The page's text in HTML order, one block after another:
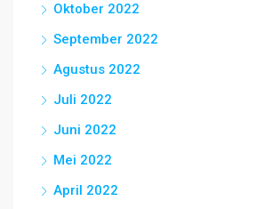
Oktober 2022
September 2022
Agustus 2022
Juli 2022
Juni 2022
Mei 2022
April 2022